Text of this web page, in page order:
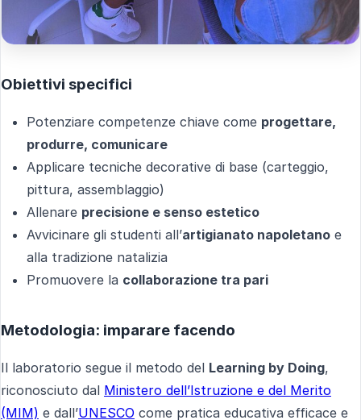
Obiettivi specifici
Potenziare competenze chiave come progettare,
produrre, comunicare
Applicare tecniche decorative di base (carteggio,
pittura, assemblaggio)
Allenare precisione e senso estetico
Avvicinare gli studenti all’artigianato napoletano e
alla tradizione natalizia
Promuovere la collaborazione tra pari
Metodologia: imparare facendo
Il laboratorio segue il metodo del Learning by Doing,
riconosciuto dal Ministero dell’Istruzione e del Merito
(MIM) e dall’UNESCO come pratica educativa efficace e